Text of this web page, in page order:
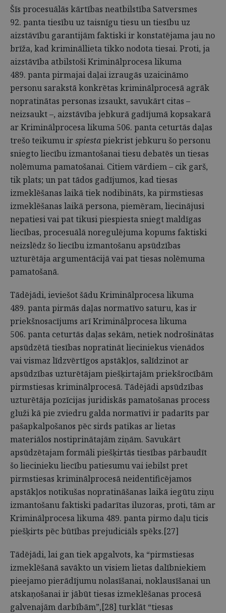
Šīs procesuālās kārtības neatbilstība Satversmes
92. panta tiesību uz taisnīgu tiesu un tiesību uz
aizstāvību garantijām faktiski ir konstatējama jau no
brīža, kad krimināllieta tikko nodota tiesai. Proti, ja
aizstāvība atbilstoši Kriminālprocesa likuma
489. panta pirmajai daļai izraugās uzaicināmo
personu sarakstā konkrētas kriminālprocesā agrāk
nopratinātas personas izsaukt, savukārt citas –
neizsaukt –, aizstāvība jebkurā gadījumā kopsakarā
ar Kriminālprocesa likuma 506. panta ceturtās daļas
trešo teikumu irspiestapiekrist jebkuru šo personu
sniegto liecību izmantošanai tiesu debatēs un tiesas
nolēmuma pamatošanai. Citiem vārdiem – cik garš,
tik plats; un pat tādos gadījumos, kad tiesas
izmeklēšanas laikā tiek nodibināts, ka pirmstiesas
izmeklēšanas laikā persona, piemēram, liecinājusi
nepatiesi vai pat tikusi piespiesta sniegt maldīgas
liecības, procesuālā noregulējuma kopums faktiski
neizslēdz šo liecību izmantošanu apsūdzības
uzturētāja argumentācijā vai pat tiesas nolēmuma
pamatošanā.
Tādējādi, ieviešot šādu Kriminālprocesa likuma
489. panta pirmās daļas normatīvo saturu, kas ir
priekšnosacījums arī Kriminālprocesa likuma
506. panta ceturtās daļas sekām, netiek nodrošinātas
apsūdzētā tiesības nopratināt lieciniekus vienādos
vai vismaz līdzvērtīgos apstākļos, salīdzinot ar
apsūdzības uzturētājam piešķirtajām priekšrocībām
pirmstiesas kriminālprocesā. Tādējādi apsūdzības
uzturētāja pozīcijas juridiskās pamatošanas process
gluži kā pie zviedru galda normatīvi ir padarīts par
pašapkalpošanos pēc sirds patikas ar lietas
materiālos nostiprinātajām ziņām. Savukārt
apsūdzētajam formāli piešķirtās tiesības pārbaudīt
šo liecinieku liecību patiesumu vai iebilst pret
pirmstiesas kriminālprocesā neidentificējamos
apstākļos notikušas nopratināšanas laikā iegūtu ziņu
izmantošanu faktiski padarītas iluzoras, proti, tām ar
Kriminālprocesa likuma 489. panta pirmo daļu ticis
piešķirts pēc būtības prejudiciāls spēks.[27]
Tādējādi, lai gan tiek apgalvots, ka “pirmstiesas
izmeklēšanā savākto un visiem lietas dalībniekiem
pieejamo pierādījumu nolasīšanai, noklausīšanai un
atskaņošanai ir jābūt tiesas izmeklēšanas procesā
galvenajām darbībām”,[28] turklāt “tiesas